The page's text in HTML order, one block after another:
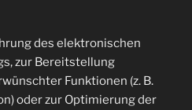
des elektronischen
zur Bereitstellung
Funktionen (z. B.
oder zur Optimierung der